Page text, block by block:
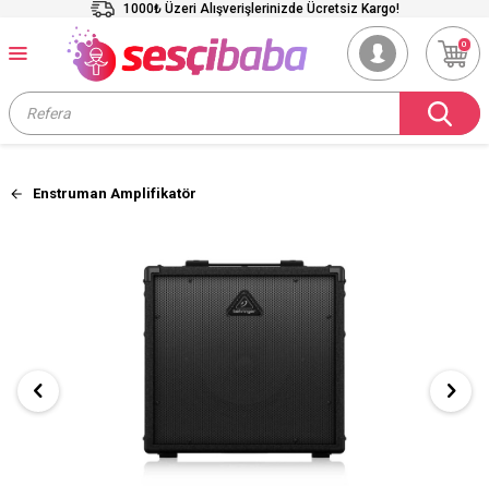
1000₺ Üzeri Alışverişlerinizde Ücretsiz Kargo!
0
Enstruman Amplifikatör